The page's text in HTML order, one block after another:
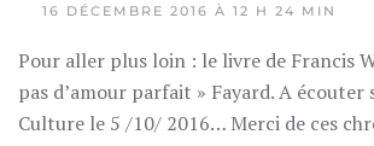
16 DÉCEMBRE 2016 À 12 H 24 MIN
Pour aller plus loin : le livre de Francis
pas d’amour parfait » Fayard. A écouter
Culture le 5 /10/ 2016… Merci de ces